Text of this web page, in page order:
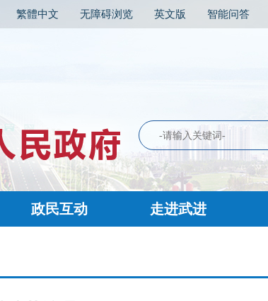
繁體中文 无障碍浏览 英文版 智能问答
政民互动 走进武进